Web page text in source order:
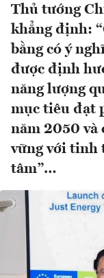
Thủ tướng
khẳng định:
bằng có ý
được định
năng lượng
mục tiêu đạt
năm 2050 và
vững với tinh
tâm”…